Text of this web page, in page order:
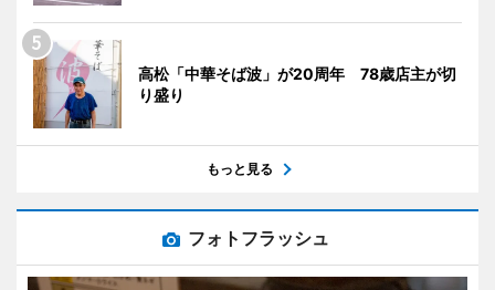
高松「中華そば波」が20周年 78歳店主が切
り盛り
もっと見る
フォトフラッシュ